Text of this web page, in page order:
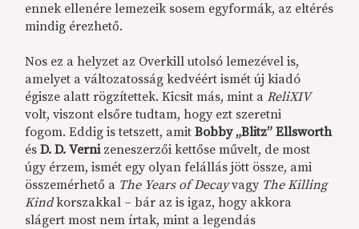
ennek ellenére lemezeik sosem egyformák, az eltérés
mindig érezhető.
Nos ez a helyzet az Overkill utolsó lemezével is,
amelyet a változatosság kedvéért ismét új kiadó
égisze alatt rögzítettek. Kicsit más, mint aReliXIV
volt, viszont elsőre tudtam, hogy ezt szeretni
fogom. Eddig is tetszett, amitBobby „Blitz” Ellsworth
ésD. D. Vernizeneszerzői kettőse művelt, de most
úgy érzem, ismét egy olyan felállás jött össze, ami
összemérhető a The Years of Decayvagy The Killing
Kindkorszakkal – bár az is igaz, hogy akkora
slágert most nem írtak, mint a legendás